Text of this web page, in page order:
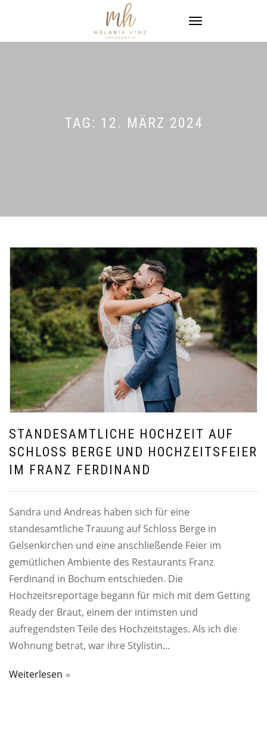
NAVIGATION
TAG: 12. MÄRZ 2024
STANDESAMTLICHE HOCHZEIT AUF
SCHLOSS BERGE UND HOCHZEITSFEIER
IM FRANZ FERDINAND
Sandra und Andreas haben sich für eine
standesamtliche Trauung auf Schloss Berge in
Gelsenkirchen und eine anschließende Feier im
gemütlichen Ambiente des Restaurants Franz
Ferdinand in Bochum entschieden. Die
Hochzeitsreportage begann für mich mit dem Getting
Ready der Braut, einem der intimsten und
aufregendsten Teile des Hochzeitstages. Als ich die
Wohnung betrat, war ihre Stylistin…
Weiterlesen